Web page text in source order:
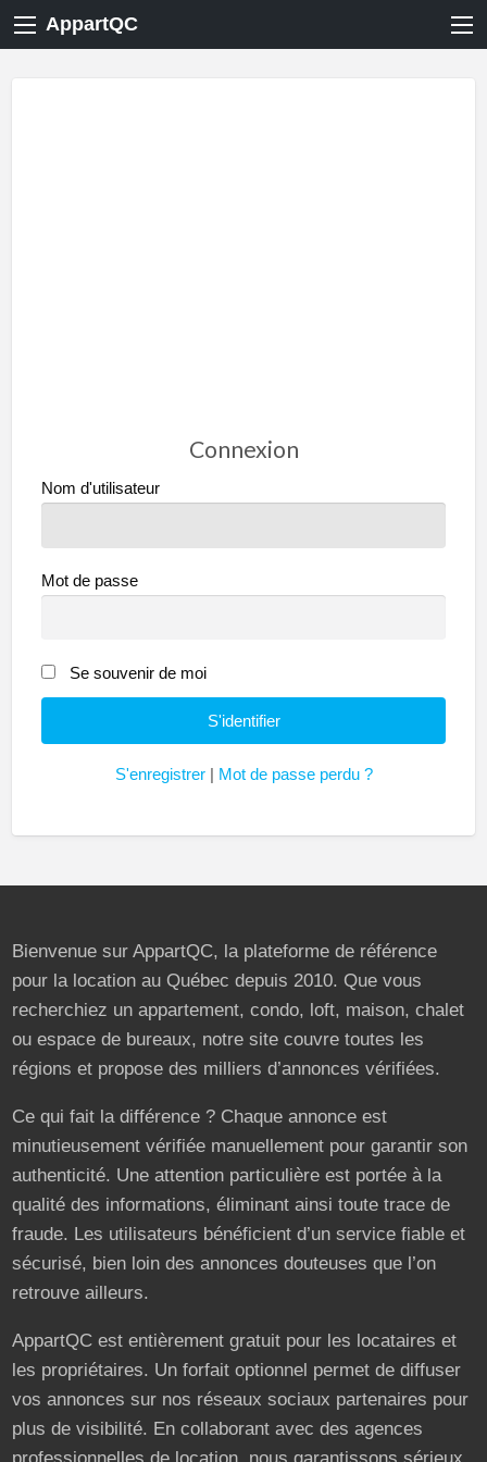
AppartQC
Connexion
Nom d'utilisateur
Mot de passe
Se souvenir de moi
S'enregistrer| Mot de passe perdu ?
Bienvenue sur AppartQC, la plateforme de référence
pour la location au Québec depuis 2010. Que vous
recherchiez un appartement, condo, loft, maison, chalet
ou espace de bureaux, notre site couvre toutes les
régions et propose des milliers d’annonces vérifiées.
Ce qui fait la différence ? Chaque annonce est
minutieusement vérifiée manuellement pour garantir son
authenticité. Une attention particulière est portée à la
qualité des informations, éliminant ainsi toute trace de
fraude. Les utilisateurs bénéficient d’un service fiable et
sécurisé, bien loin des annonces douteuses que l’on
retrouve ailleurs.
AppartQC est entièrement gratuit pour les locataires et
les propriétaires. Un forfait optionnel permet de diffuser
vos annonces sur nos réseaux sociaux partenaires pour
plus de visibilité. En collaborant avec des agences